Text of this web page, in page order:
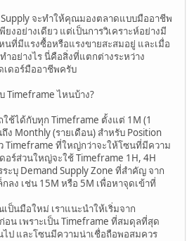
Supply จะทำให้คุณมองตลาดแบบมืออาชีพ
งอย่างเดียว แต่เป็นการวิเคราะห์อย่างมี
นที่มีแรงซื้อหรือแรงขายสะสมอยู่ และเมื่อ
ำอย่างไร นี่คือสิ่งที่แตกต่างระหว่าง
เดอร์มืออาชีพครับ
Timeframe ไหนบ้าง?
ใช้ได้กับทุก Timeframe ตั้งแต่ 1M (1
ง Monthly (รายเดือน) สำหรับ Position
Timeframe ที่ใหญ่กว่าจะให้โซนที่มีความ
อร์ส่วนใหญ่จะใช้ Timeframe 1H, 4H
ะบุ Demand Supply Zone ที่สำคัญ จาก
ลง เช่น 15M หรือ 5M เพื่อหาจุดเข้าที่
ป็นมือใหม่ เราแนะนำให้เริ่มจาก
อน เพราะเป็น Timeframe ที่สมดุลที่สุด
ไป และโซนมีความน่าเชื่อถือพอสมควร